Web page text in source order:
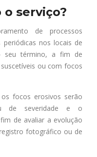
o serviço?
de processos
periódicas nos locais de
seu término, a fim de
ou com focos
focos erosivos serão
de severidade e o
de avaliar a evolução
fotográfico ou de